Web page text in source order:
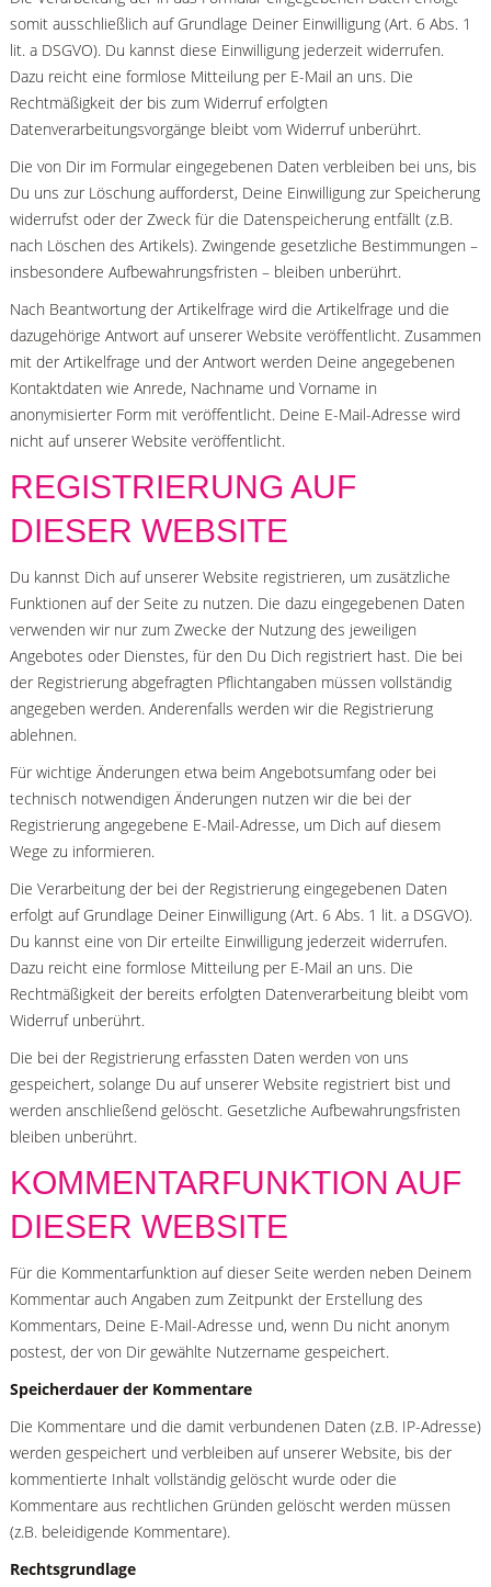
somit ausschließlich auf Grundlage Deiner Einwilligung (Art. 6 Abs. 1
lit. a DSGVO). Du kannst diese Einwilligung jederzeit widerrufen.
Dazu reicht eine formlose Mitteilung per E-Mail an uns. Die
Rechtmäßigkeit der bis zum Widerruf erfolgten
Datenverarbeitungsvorgänge bleibt vom Widerruf unberührt.
Die von Dir im Formular eingegebenen Daten verbleiben bei uns, bis
Du uns zur Löschung aufforderst, Deine Einwilligung zur Speicherung
widerrufst oder der Zweck für die Datenspeicherung entfällt (z.B.
nach Löschen des Artikels). Zwingende gesetzliche Bestimmungen –
insbesondere Aufbewahrungsfristen – bleiben unberührt.
Nach Beantwortung der Artikelfrage wird die Artikelfrage und die
dazugehörige Antwort auf unserer Website veröffentlicht. Zusammen
mit der Artikelfrage und der Antwort werden Deine angegebenen
Kontaktdaten wie Anrede, Nachname und Vorname in
anonymisierter Form mit veröffentlicht. Deine E-Mail-Adresse wird
nicht auf unserer Website veröffentlicht.
REGISTRIERUNG AUF
DIESER WEBSITE
Du kannst Dich auf unserer Website registrieren, um zusätzliche
Funktionen auf der Seite zu nutzen. Die dazu eingegebenen Daten
verwenden wir nur zum Zwecke der Nutzung des jeweiligen
Angebotes oder Dienstes, für den Du Dich registriert hast. Die bei
der Registrierung abgefragten Pflichtangaben müssen vollständig
angegeben werden. Anderenfalls werden wir die Registrierung
ablehnen.
Für wichtige Änderungen etwa beim Angebotsumfang oder bei
technisch notwendigen Änderungen nutzen wir die bei der
Registrierung angegebene E-Mail-Adresse, um Dich auf diesem
Wege zu informieren.
Die Verarbeitung der bei der Registrierung eingegebenen Daten
erfolgt auf Grundlage Deiner Einwilligung (Art. 6 Abs. 1 lit. a DSGVO).
Du kannst eine von Dir erteilte Einwilligung jederzeit widerrufen.
Dazu reicht eine formlose Mitteilung per E-Mail an uns. Die
Rechtmäßigkeit der bereits erfolgten Datenverarbeitung bleibt vom
Widerruf unberührt.
Die bei der Registrierung erfassten Daten werden von uns
gespeichert, solange Du auf unserer Website registriert bist und
werden anschließend gelöscht. Gesetzliche Aufbewahrungsfristen
bleiben unberührt.
KOMMENTARFUNKTION AUF
DIESER WEBSITE
Für die Kommentarfunktion auf dieser Seite werden neben Deinem
Kommentar auch Angaben zum Zeitpunkt der Erstellung des
Kommentars, Deine E-Mail-Adresse und, wenn Du nicht anonym
postest, der von Dir gewählte Nutzername gespeichert.
Speicherdauer der Kommentare
Die Kommentare und die damit verbundenen Daten (z.B. IP-Adresse)
werden gespeichert und verbleiben auf unserer Website, bis der
kommentierte Inhalt vollständig gelöscht wurde oder die
Kommentare aus rechtlichen Gründen gelöscht werden müssen
(z.B. beleidigende Kommentare).
Rechtsgrundlage